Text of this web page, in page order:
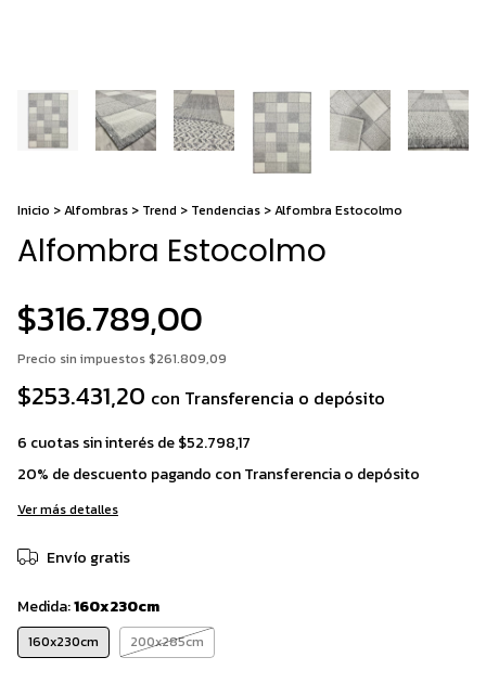
Inicio >Alfombras > Trend > Tendencias >Alfombra Estocolmo
Alfombra Estocolmo
$316.789,00
Precio sin impuestos$261.809,09
$253.431,20 con Transferencia o depósito
6 cuotas sin interés de$52.798,17
20% de descuento pagando con Transferencia o depósito
Ver más detalles
Envío gratis
Medida:160x230cm
160x230cm 200x285cm